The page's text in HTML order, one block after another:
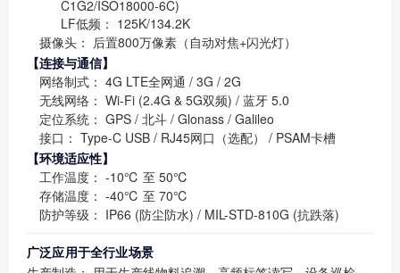
C1G2/ISO18000-6C)
LF低频： 125K/134.2K
摄像头： 后置800万像素（自动对焦+闪光灯）
【连接与通信】
网络制式： 4G LTE全网通 / 3G / 2G
无线网络： Wi-Fi (2.4G & 5G双频) / 蓝牙 5.0
定位系统： GPS / 北斗 / Glonass / Galileo
接口： Type-C USB / RJ45网口（选配） / PSAM卡槽
【环境适应性】
工作温度： -10℃ 至 50℃
存储温度： -40℃ 至 70℃
防护等级： IP66 (防尘防水) / MIL-STD-810G (抗跌落)
广泛应用于全行业场景